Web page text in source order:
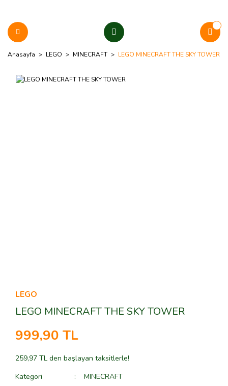
Anasayfa LEGO MINECRAFT LEGO MINECRAFT THE SKY TOWER
LEGO
LEGO MINECRAFT THE SKY TOWER
999,90 TL
259,97 TL den başlayan taksitlerle!
Kategori
MINECRAFT